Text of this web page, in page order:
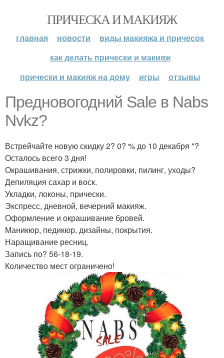
ПРИЧЕСКА И МАКИЯЖ
главная новости
виды макияжа и причесок
как делать прически и макияж
прически и макияж на дому
игры отзывы
Предновогодний Sale в Nabs
Nvkz?
Встрейчайте новую скидку 2? 0? % до 10 декабря *?
Осталось всего 3 дня!
Окрашивания, стрижки, полировки, пилинг, уходы?
Депиляция сахар и воск.
Укладки, локоны, прически.
Экспресс, дневной, вечерний макияж.
Оформление и окрашивание бровей.
Маникюр, педикюр, дизайны, покрытия.
Наращивание ресниц.
Запись по? 56-18-19.
Количество мест ограничено!